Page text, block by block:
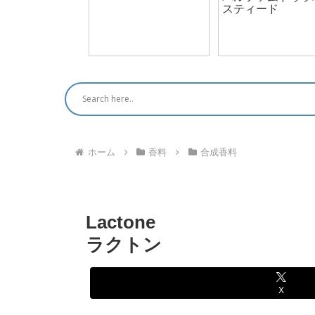
スティード
ホーム 香料 合成香料
Lactone
ラクトン
X